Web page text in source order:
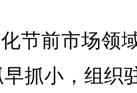
节前市场领
早抓小，组织